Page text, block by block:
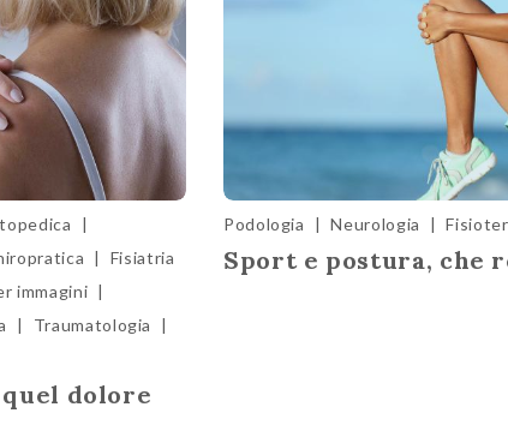
|
|
Fisiatria
immagini |
| Traumatologia
|
dolore
Podologia | Neurologia |
Sport e postura, che